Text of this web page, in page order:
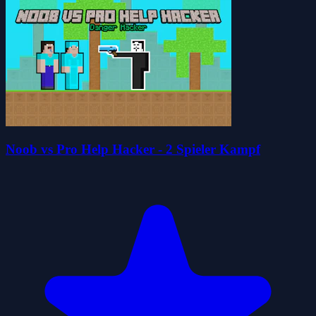
Noob vs Pro Help Hacker - 2 Spieler Kampf